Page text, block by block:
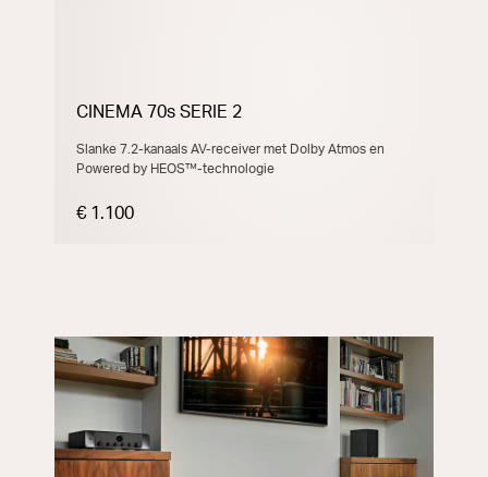
CINEMA 70s SERIE 2
Slanke 7.2-kanaals AV-receiver met Dolby Atmos en
Powered by HEOS™-technologie
€ 1.100